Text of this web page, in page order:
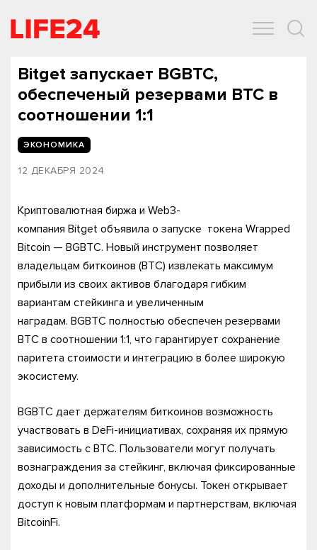
Bitget запускает BGBTC,
обеспеченый резервами BTC в
соотношении 1:1
ЭКОНОМИКА
12 ДЕКАБРЯ 2024
Криптовалютная биржа и Web3-
компания Bitget объявила о запуске токена Wrapped
Bitcoin — BGBTC. Новый инструмент позволяет
владельцам биткоинов (BTC) извлекать максимум
прибыли из своих активов благодаря гибким
вариантам стейкинга и увеличенным
наградам. BGBTC полностью обеспечен резервами
BTC в соотношении 1:1, что гарантирует сохранение
паритета стоимости и интеграцию в более широкую
экосистему.
BGBTC дает держателям биткоинов возможность
участвовать в DeFi-инициативах, сохраняя их прямую
зависимость с BTC. Пользователи могут получать
вознаграждения за стейкинг, включая фиксированные
доходы и дополнительные бонусы. Токен открывает
доступ к новым платформам и партнерствам, включая
BitcoinFi.